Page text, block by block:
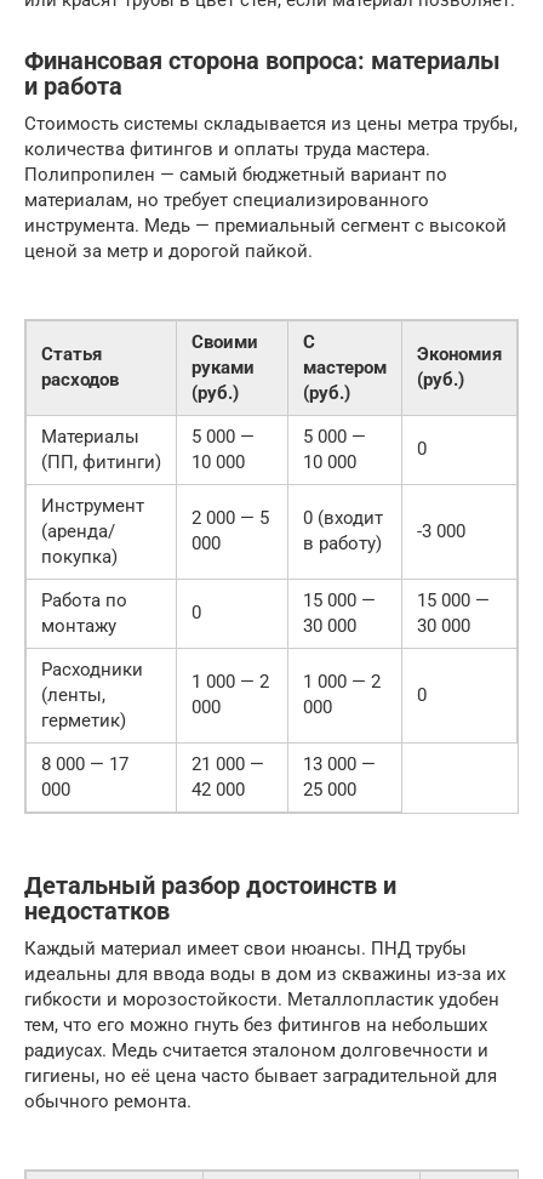
Финансовая сторона вопроса: материалы
и работа
Стоимость системы складывается из цены метра трубы,
количества фитингов и оплаты труда мастера.
Полипропилен — самый бюджетный вариант по
материалам, но требует специализированного
инструмента. Медь — премиальный сегмент с высокой
ценой за метр и дорогой пайкой.
Статья
расходов
Своими
руками
(руб.)
С
мастером
(руб.)
Экономия
(руб.)
Материалы
(ПП, фитинги)
5 000 —
10 000
5 000 —
10 000
0
Инструмент
(аренда/
покупка)
2 000 — 5
000
0 (входит
в работу)
-3 000
Работа по
монтажу
0
15 000 —
30 000
15 000 —
30 000
Расходники
(ленты,
герметик)
1 000 — 2
000
1 000 — 2
000
0
8 000 — 17
000
21 000 —
42 000
13 000 —
25 000
Детальный разбор достоинств и
недостатков
Каждый материал имеет свои нюансы. ПНД трубы
идеальны для ввода воды в дом из скважины из-за их
гибкости и морозостойкости. Металлопластик удобен
тем, что его можно гнуть без фитингов на небольших
радиусах. Медь считается эталоном долговечности и
гигиены, но её цена часто бывает заградительной для
обычного ремонта.